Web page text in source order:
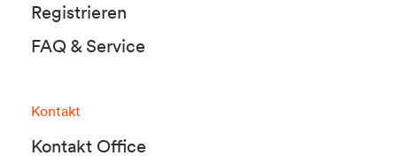
Registrieren
FAQ & Service
Kontakt
Kontakt Office